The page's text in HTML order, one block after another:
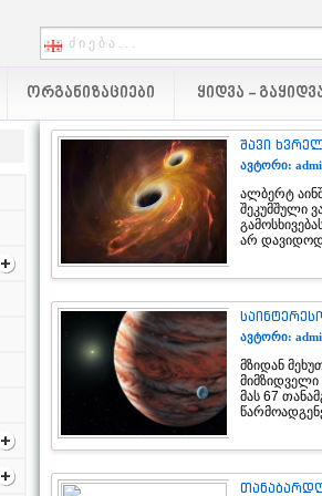
ᲝᲠᲒᲐᲜᲘᲖᲐᲪᲘᲔᲑᲘ ᲧᲘᲓᲕᲐ -
შავი
ავტორი:
ალბერტ
შეკუმშული
არ
ავტორი:
მზიდან
მას 67